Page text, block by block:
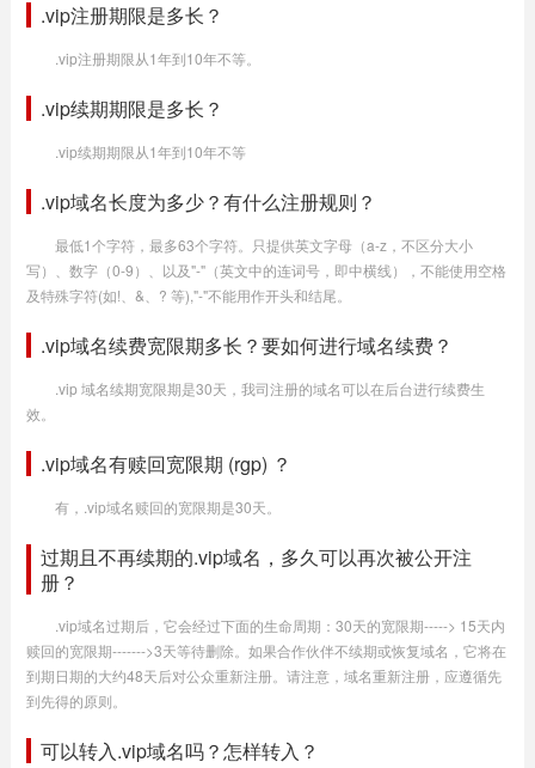
.vip注册期限是多长？
.vip注册期限从1年到10年不等。
.vip续期期限是多长？
.vip续期期限从1年到10年不等
.vip域名长度为多少？有什么注册规则？
最低1个字符，最多63个字符。只提供英文字母（a-z，不区分大小
写）、数字（0-9）、以及"-"（英文中的连词号，即中横线），不能使用空格
及特殊字符(如!、&、? 等),"-"不能用作开头和结尾。
.vip域名续费宽限期多长？要如何进行域名续费？
.vip 域名续期宽限期是30天，我司注册的域名可以在后台进行续费生
效。
.vip域名有赎回宽限期 (rgp) ？
有，.vip域名赎回的宽限期是30天。
过期且不再续期的.vip域名，多久可以再次被公开注
册？
.vip域名过期后，它会经过下面的生命周期：30天的宽限期-----> 15天内
赎回的宽限期------->3天等待删除。如果合作伙伴不续期或恢复域名，它将在
到期日期的大约48天后对公众重新注册。请注意，域名重新注册，应遵循先
到先得的原则。
可以转入.vip域名吗？怎样转入？